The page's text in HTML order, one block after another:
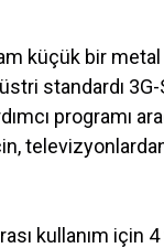
küçük bir
standardı 3G-
programı
kullanım için